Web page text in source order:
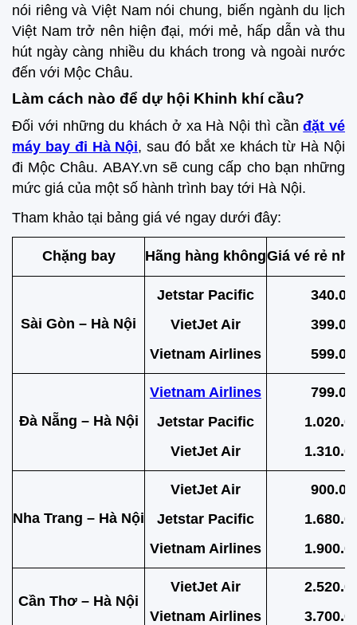
nói riêng và Việt Nam nói chung, biến ngành du lịch
Việt Nam trở nên hiện đại, mới mẻ, hấp dẫn và thu
hút ngày càng nhiều du khách trong và ngoài nước
đến với Mộc Châu.
Làm cách nào để dự hội Khinh khí cầu?
Đối với những du khách ở xa Hà Nội thì cầnđặt vé
máy bay đi Hà Nội, sau đó bắt xe khách từ Hà Nội
đi Mộc Châu. ABAY.vn sẽ cung cấp cho bạn những
mức giá của một số hành trình bay tới Hà Nội.
Tham khảo tại bảng giá vé ngay dưới đây:
Chặng bay Hãng hàng khôngGiá vé rẻ
Sài Gòn – Hà Nội
Jetstar Pacific
VietJet Air
Vietnam Airlines
Đà Nẵng – Hà Nội
Vietnam Airlines
Jetstar Pacific
VietJet Air
Nha Trang – Hà Nội
VietJet Air
Jetstar Pacific
Vietnam Airlines
Cần Thơ – Hà Nội
VietJet Air
Vietnam Airlines